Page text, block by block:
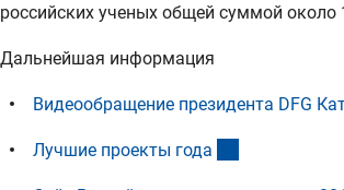
российских ученых общей суммой около
Дальнейшая информация
Видеообращение президента DFG
Лучшие проекты года